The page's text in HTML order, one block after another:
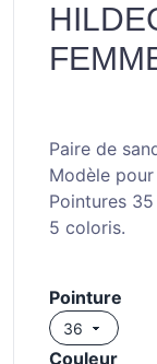
Paire de
Modèle
Pointures
5 coloris.
Pointure
Couleur